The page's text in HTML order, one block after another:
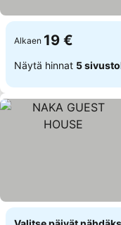
Alkaen 19 €
Näytä hinnat 5